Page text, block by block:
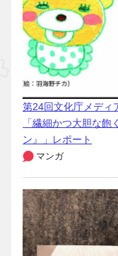
第24回文化庁メディ
「繊細かつ大胆な
ン』」レポート
マンガ